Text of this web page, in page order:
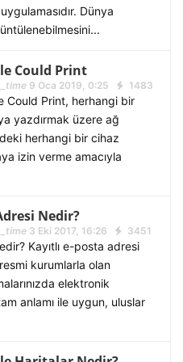
Dünya
Could Print
9 Oca 2019, 0:25 1483
Could Print, herhangi bir
yazdırmak üzere ağ
herhangi bir cihaz
izin verme amacıyla
Nedir?
3 Eki 2017, 16:26 3451
Kayıtlı e-posta adresi
kurumlarla olan
elektronik
anlamı ile uygun, uluslar